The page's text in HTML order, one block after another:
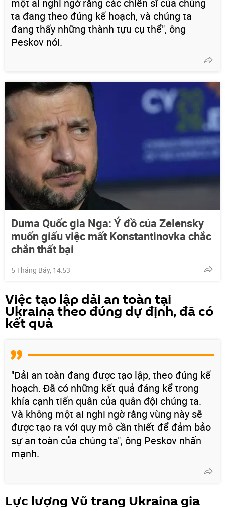
ta đang theo đúng kế hoạch, và chúng ta
đang thấy những thành tựu cụ thể", ông
Peskov nói.
Duma Quốc gia Nga: Ý đồ của Zelensky
muốn giấu việc mất Konstantinovka chắc
chắn thất bại
5 Tháng Bảy, 14:53
Việc tạo lập dải an toàn tại
Ukraina theo đúng dự định, đã có
kết quả
"Dải an toàn đang được tạo lập, theo đúng kế
hoạch. Đã có những kết quả đáng kể trong
khía cạnh tiến quân của quân đội chúng ta.
Và không một ai nghi ngờ rằng vùng này sẽ
được tạo ra với quy mô cần thiết để đảm bảo
sự an toàn của chúng ta", ông Peskov nhấn
mạnh.
Lực lượng Vũ trang Ukraina gia